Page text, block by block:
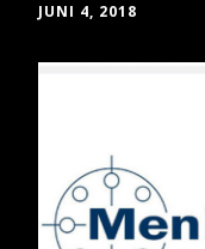
JUNI 4, 2018